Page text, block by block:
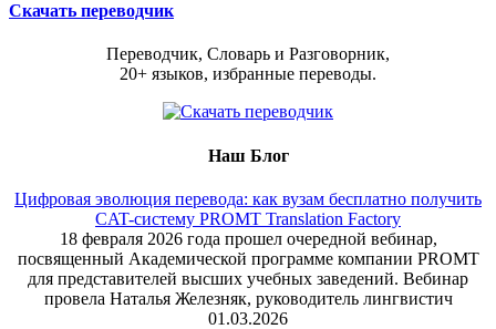
Скачать переводчик
Переводчик, Словарь и Разговорник,
20+ языков, избранные переводы.
Наш Блог
Цифровая эволюция перевода: как вузам бесплатно получить
CAT-систему PROMT Translation Factory
18 февраля 2026 года прошел очередной вебинар,
посвященный Академической программе компании PROMT
для представителей высших учебных заведений. Вебинар
провела Наталья Железняк, руководитель лингвистич
01.03.2026